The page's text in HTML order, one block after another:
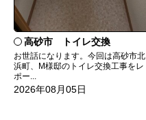
高砂市 トイレ交換
お世話になります。今回は高砂市北
浜町、M様邸のトイレ交換工事をレ
ポー...
2026年08月05日